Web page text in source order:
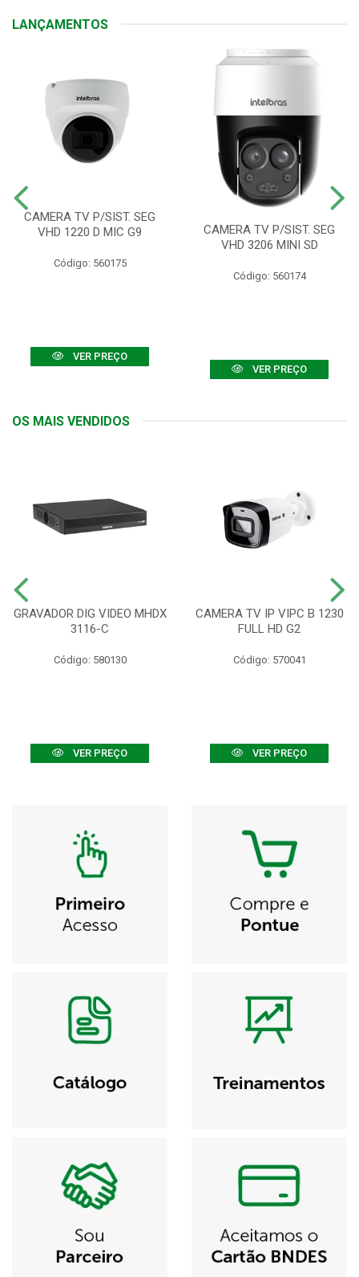
LANÇAMENTOS
CAMERA TV P/SIST. SEG
VHD 1220 D MIC G9
Código: 560175
VER PREÇO
CAMERA TV P/SIST. SEG
VHD 3206 MINI SD
Código: 560174
VER PREÇO
OS MAIS VENDIDOS
GRAVADOR DIG VIDEO MHDX
3116-C
Código: 580130
VER PREÇO
CAMERA TV IP VIPC B 1230
FULL HD G2
Código: 570041
VER PREÇO